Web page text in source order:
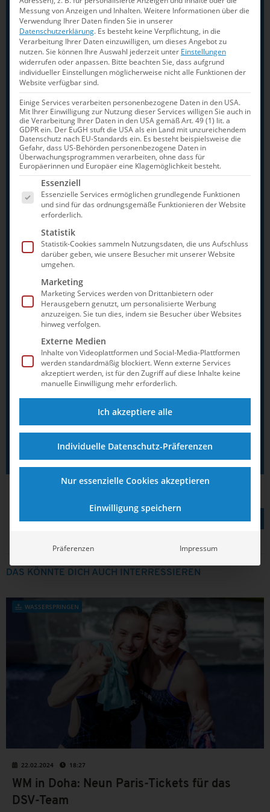
Die DSV-Starter*innen beim
Weltcup in Tokio
3m Frauen:Lena Hentschel (Berliner
TSC), Saskia Oettinghaus (Dresdner SC
1898)
3m-Synchronspringen Frauen:Tina
Punzel (Dresdner SC 1898), Lena
Hentschel
Turmspringen Frauen:Christina
Wassen, Elena Wassen (beide Berliner
TSC)
Turm-Synchronspringen Frauen:
Tina Punzel, Christina Wassen
3m Männer:
Neptun Aachen), Martin Wolfram
(Dresdner SC 1898)
3m-Synchronspringen Männer:
Patrick Hausding, Lars Rüdiger (beide
Berliner TSC)
Turmspringen Männer:Timo Barthel
(SV Halle), Jaden Eikermann (SV
Neptun Aachen)
Turm-Synchronspringen Männer:
Patrick Hausding, Timo Barthel
TEILEN AUF
DAS KÖNNTE DICH AUCH INTERRESSIEREN
WASSERSPRINGEN
22.02.2024 18:27
WM in Doha: Neun Paris-Tickets für das
DSV-Team
Messung von Anzeigen und Inhalten.Weitere Informationen über die
Verwendung Ihrer Daten finden Sie in unserer
Datenschutzerklärung. Es besteht keine Verpflichtung, in die
Verarbeitung Ihrer Daten einzuwilligen, um dieses Angebot zu
nutzen.Sie können Ihre Auswahl jederzeit unter Einstellungen
widerrufen oder anpassen. Bitte beachten Sie, dass aufgrund
individueller Einstellungen möglicherweise nicht alle Funktionen der
Website verfügbar sind.
Einige Services verarbeiten personenbezogene Daten in den USA.
Mit Ihrer Einwilligung zur Nutzung dieser Services willigen Sie auch in
die Verarbeitung Ihrer Daten in den USA gemäß Art. 49 (1) lit. a
GDPR ein. Der EuGH stuft die USA als ein Land mit unzureichendem
Datenschutz nach EU-Standards ein. Es besteht beispielsweise die
Gefahr, dass US-Behörden personenbezogene Daten in
Überwachungsprogrammen verarbeiten, ohne dass für
Europäerinnen und Europäer eine Klagemöglichkeit besteht.
Es folgt eine Liste der Service-Gruppen, für die
Essenziell
Essenzielle Services ermöglichen grundlegende Funktionen
und sind für das ordnungsgemäße Funktionieren der Website
erforderlich.
Statistik
Statistik-Cookies sammeln Nutzungsdaten, die uns Aufschluss
darüber geben, wie unsere Besucher mit unserer Website
umgehen.
Marketing
Marketing Services werden von Drittanbietern oder
Herausgebern genutzt, um personalisierte Werbung
anzuzeigen. Sie tun dies, indem sie Besucher über Websites
hinweg verfolgen.
Externe Medien
Inhalte von Videoplattformen und Social-Media-Plattformen
werden standardmäßig blockiert. Wenn externe Services
akzeptiert werden, ist für den Zugriff auf diese Inhalte keine
manuelle Einwilligung mehr erforderlich.
Ich akzeptiere alle
Individuelle Datenschutz-Präferenzen
Nur essenzielle Cookies akzeptieren
Einwilligung speichern
Präferenzen Impressum